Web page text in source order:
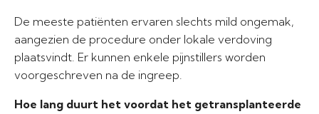
De meeste patiënten ervaren slechts mild ongemak,
aangezien de procedure onder lokale verdoving
plaatsvindt. Er kunnen enkele pijnstillers worden
voorgeschreven na de ingreep.
Hoe lang duurt het voordat het getransplanteerde